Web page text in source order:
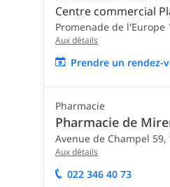
Centre commercial
Promenade de l'Europe
Aux détails
Prendre un rendez-
Pharmacie
Pharmacie de
Avenue de Champel 59,
Aux détails
022 346 40 73